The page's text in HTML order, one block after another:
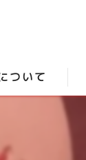
ついて